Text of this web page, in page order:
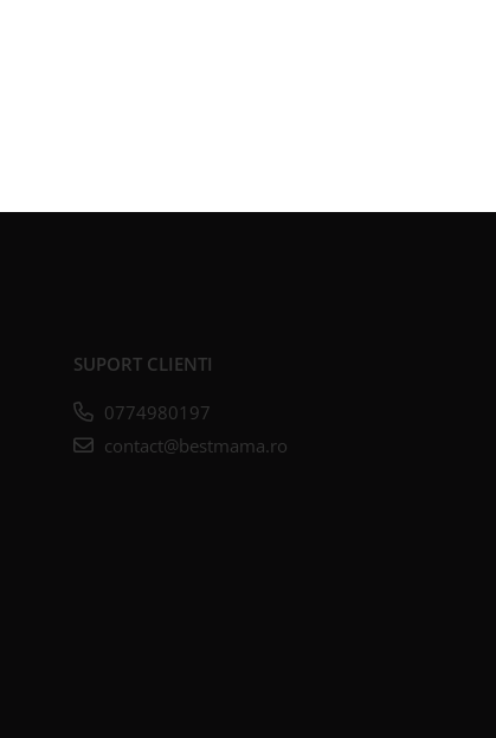
SUPORT CLIENTI
0774980197
contact@bestmama.ro